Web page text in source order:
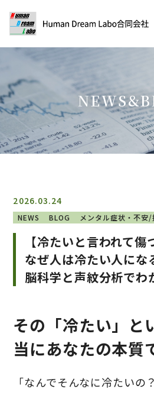
【冷たいと言われて傷
なぜ人は冷たい人に
脳科学と声紋分析でわ
NEWS BLOG メンタル症状・不安/
2026.03.24
その「冷たい」と
当にあなたの本質
「なんでそんなに冷たいの？